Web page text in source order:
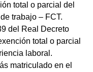
total o parcial del
trabajo – FCT.
del Real Decreto
total o parcial
laboral.
matriculado en el